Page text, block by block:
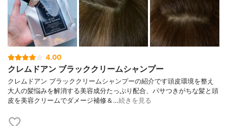
4.00
クレムドアン ブラッククリームシャンプー
クレムドアン ブラッククリームシャンプーの紹介です頭皮環境を整え
大人の髪悩みを解消する美容成分たっぷり配合、パサつきがちな髪と頭
皮を美容クリームでダメージ補修＆…続きを見る